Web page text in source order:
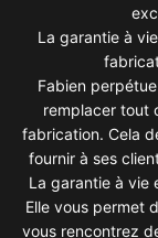
La garantie à
Fabien
remplacer tout
fabrication. Cela
fournir à ses
La garantie à vie
Elle vous permet
vous rencontrez